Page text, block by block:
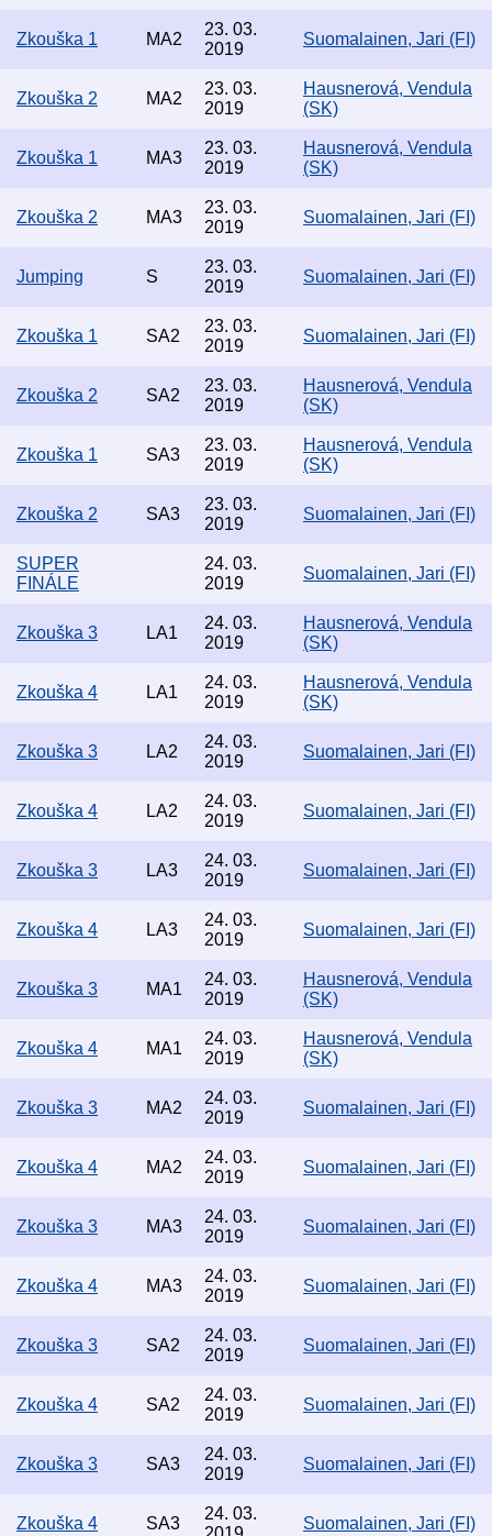
Zkouška 1 MA2
23. 03.
2019
Suomalainen, Jari (FI)
Zkouška 2 MA2
23. 03.
2019
Hausnerová, Vendula
(SK)
Zkouška 1 MA3
23. 03.
2019
Hausnerová, Vendula
(SK)
Zkouška 2 MA3
23. 03.
2019
Suomalainen, Jari (FI)
Jumping S
23. 03.
2019
Suomalainen, Jari (FI)
Zkouška 1 SA2
23. 03.
2019
Suomalainen, Jari (FI)
Zkouška 2 SA2
23. 03.
2019
Hausnerová, Vendula
(SK)
Zkouška 1 SA3
23. 03.
2019
Hausnerová, Vendula
(SK)
Zkouška 2 SA3
23. 03.
2019
Suomalainen, Jari (FI)
SUPER
FINÁLE
24. 03.
2019
Suomalainen, Jari (FI)
Zkouška 3 LA1
24. 03.
2019
Hausnerová, Vendula
(SK)
Zkouška 4 LA1
24. 03.
2019
Hausnerová, Vendula
(SK)
Zkouška 3 LA2
24. 03.
2019
Suomalainen, Jari (FI)
Zkouška 4 LA2
24. 03.
2019
Suomalainen, Jari (FI)
Zkouška 3 LA3
24. 03.
2019
Suomalainen, Jari (FI)
Zkouška 4 LA3
24. 03.
2019
Suomalainen, Jari (FI)
Zkouška 3 MA1
24. 03.
2019
Hausnerová, Vendula
(SK)
Zkouška 4 MA1
24. 03.
2019
Hausnerová, Vendula
(SK)
Zkouška 3 MA2
24. 03.
2019
Suomalainen, Jari (FI)
Zkouška 4 MA2
24. 03.
2019
Suomalainen, Jari (FI)
Zkouška 3 MA3
24. 03.
2019
Suomalainen, Jari (FI)
Zkouška 4 MA3
24. 03.
2019
Suomalainen, Jari (FI)
Zkouška 3 SA2
24. 03.
2019
Suomalainen, Jari (FI)
Zkouška 4 SA2
24. 03.
2019
Suomalainen, Jari (FI)
Zkouška 3 SA3
24. 03.
2019
Suomalainen, Jari (FI)
Zkouška 4 SA3
24. 03.
Suomalainen, Jari (FI)